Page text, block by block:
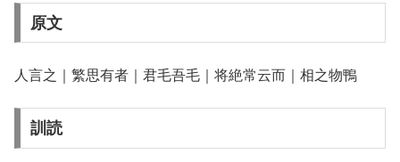
原文
人言之｜繁思有者｜君毛吾毛｜将絶常云而｜相之物鴨
訓読